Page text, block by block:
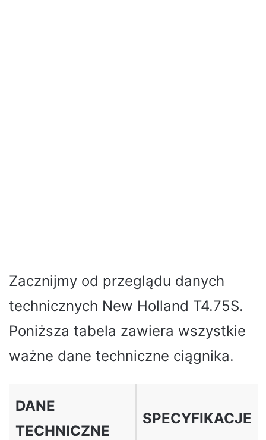
Zacznijmy od przeglądu danych
technicznych New Holland T4.75S.
Poniższa tabela zawiera wszystkie
ważne dane techniczne ciągnika.
DANE
TECHNICZNE
SPECYFIKACJE